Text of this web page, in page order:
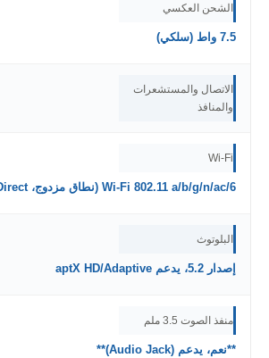
الشحن العكسي
7.5 واط (سلكي)
الاتصال والمستشعرات
والمنافذ
Wi-Fi
Wi-Fi 802.11 a/b/g/n/ac/6 (نطاق مزدوج، Wi-Fi Direct)
البلوتوث
إصدار 5.2، يدعم aptX HD/Adaptive
منفذ الصوت 3.5 ملم
**نعم، يدعم (Audio Jack)**